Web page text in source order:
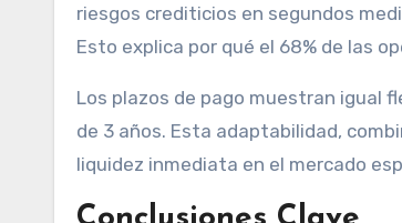
riesgos crediticios en segundos
Esto explica por qué el 68% de las
Los plazos de pago muestran igual
de 3 años. Esta adaptabilidad,
liquidez inmediata en el mercado